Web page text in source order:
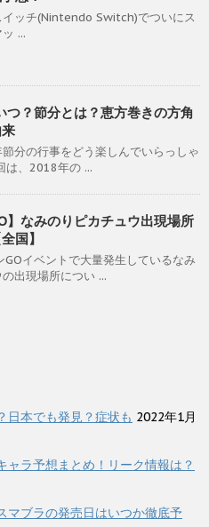
イッチ(Nintendo Switch)でついにス
...
つ？節分とは？恵方巻きの方角
分の行事をどう楽しんでいらっしゃ
は、2018年の ...
】なみのりピカチュウ出現場所
国】
イベントで大量発生しているなみ
出現場所につい ...
日本でも発見？症状も 2022年1月
ャラ予想まとめ！リーク情報は？
マブラの発売日はいつか徹底予